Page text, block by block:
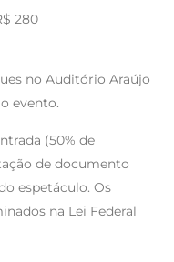
280
no Auditório Araújo
evento.
(50% de
de documento
espetáculo. Os
na Lei Federal